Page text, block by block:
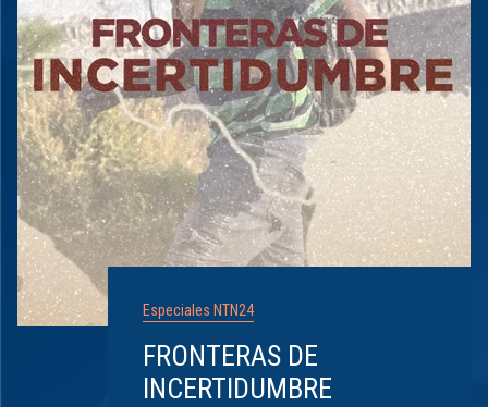
Especiales NTN24
FRONTERAS DE
INCERTIDUMBRE